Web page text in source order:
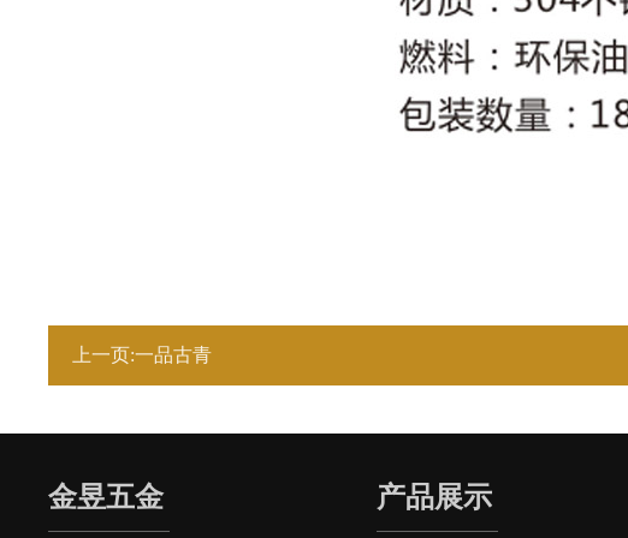
上一页:一品古青
金昱五金 产品展示